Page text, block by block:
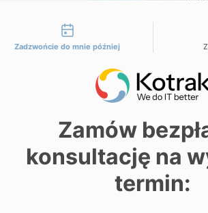
kontaktu
Zadzwońcie do mnie później
Zamów
konsultację na
termin: